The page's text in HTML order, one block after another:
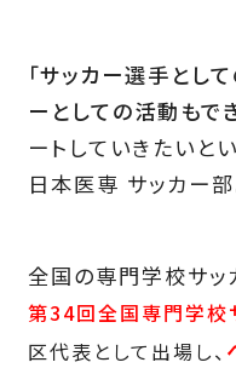
「サッカー選手とし
ーとしての活動もで
ートしていきたいと
日本医専 サッカー部
全国の専門学校サッ
第34回全国専門学校
区代表として出場し、